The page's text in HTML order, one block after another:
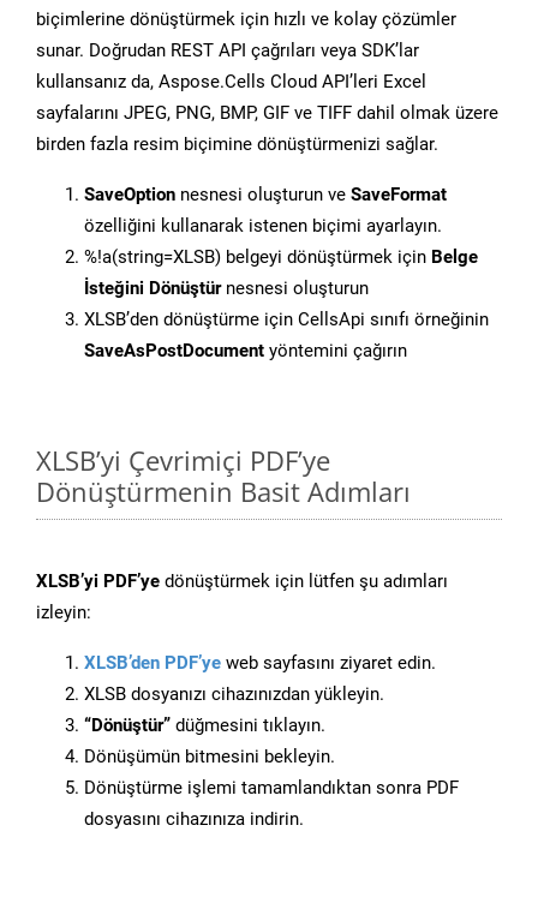
biçimlerine dönüştürmek için hızlı ve kolay çözümler
sunar. Doğrudan REST API çağrıları veya SDK’lar
kullansanız da, Aspose.Cells Cloud API’leri Excel
sayfalarını JPEG, PNG, BMP, GIF ve TIFF dahil olmak üzere
birden fazla resim biçimine dönüştürmenizi sağlar.
SaveOption nesnesi oluşturun ve SaveFormat
özelliğini kullanarak istenen biçimi ayarlayın.
%!a(string=XLSB) belgeyi dönüştürmek için Belge
İsteğini Dönüştürnesnesi oluşturun
XLSB’den dönüştürme için CellsApi sınıfı örneğinin
SaveAsPostDocument yöntemini çağırın
XLSB’yi Çevrimiçi PDF’ye
Dönüştürmenin Basit Adımları
XLSB’yi PDF’ye dönüştürmek için lütfen şu adımları
izleyin:
XLSB’den PDF’ye web sayfasını ziyaret edin.
XLSB dosyanızı cihazınızdan yükleyin.
“Dönüştür” düğmesini tıklayın.
Dönüşümün bitmesini bekleyin.
Dönüştürme işlemi tamamlandıktan sonra PDF
dosyasını cihazınıza indirin.